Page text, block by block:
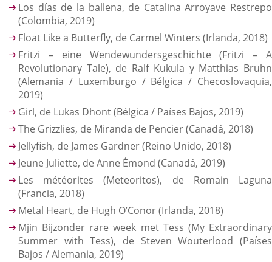
Los días de la ballena, de Catalina Arroyave Restrepo
(Colombia, 2019)
Float Like a Butterfly, de Carmel Winters (Irlanda, 2018)
Fritzi – eine Wendewundersgeschichte (Fritzi – A
Revolutionary Tale), de Ralf Kukula y Matthias Bruhn
(Alemania / Luxemburgo / Bélgica / Checoslovaquia,
2019)
Girl, de Lukas Dhont (Bélgica / Países Bajos, 2019)
The Grizzlies, de Miranda de Pencier (Canadá, 2018)
Jellyfish, de James Gardner (Reino Unido, 2018)
Jeune Juliette, de Anne Émond (Canadá, 2019)
Les météorites (Meteoritos), de Romain Laguna
(Francia, 2018)
Metal Heart, de Hugh O’Conor (Irlanda, 2018)
Mjin Bijzonder rare week met Tess (My Extraordinary
Summer with Tess), de Steven Wouterlood (Países
Bajos / Alemania, 2019)